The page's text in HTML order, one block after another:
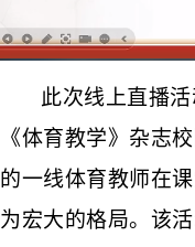
此次线上直播
《体育教学》 杂志
的一线体育教师在
为宏大的格局。该